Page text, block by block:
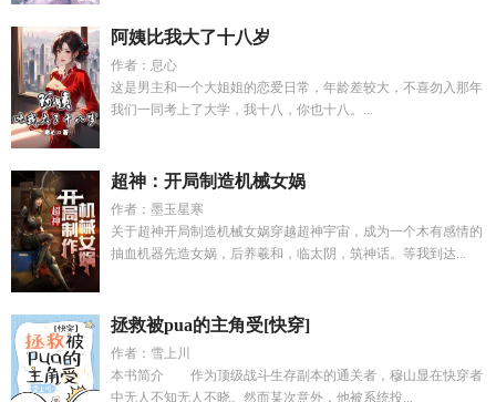
阿姨比我大了十八岁
作者：息心
这是男主和一个大姐姐的恋爱日常，年龄差较大，不喜勿入那年
我们一同考上了大学，我十八，你也十八。...
超神：开局制造机械女娲
作者：墨玉星寒
关于超神开局制造机械女娲穿越超神宇宙，成为一个木有感情的
抽血机器先造女娲，后养羲和，临太阴，筑神话。等我到达...
拯救被pua的主角受[快穿]
作者：雪上川
本书简介 作为顶级战斗生存副本的通关者，穆山显在快穿者
中无人不知无人不晓。然而某次意外，他被系统投...